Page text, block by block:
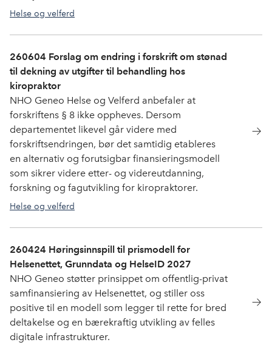
Helse og velferd
260604 Forslag om endring i forskrift om stønad
til dekning av utgifter til behandling hos
kiropraktor
NHO Geneo Helse og Velferd anbefaler at
forskriftens § 8 ikke oppheves. Dersom
departementet likevel går videre med
forskriftsendringen, bør det samtidig etableres
en alternativ og forutsigbar finansieringsmodell
som sikrer videre etter- og videreutdanning,
forskning og fagutvikling for kiropraktorer.
Helse og velferd
260424 Høringsinnspill til prismodell for
Helsenettet, Grunndata og HelseID 2027
NHO Geneo støtter prinsippet om offentlig-privat
samfinansiering av Helsenettet, og stiller oss
positive til en modell som legger til rette for bred
deltakelse og en bærekraftig utvikling av felles
digitale infrastrukturer.